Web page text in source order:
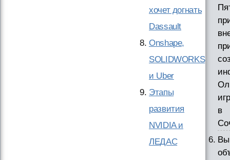
хочет догнать
Dassault
Onshape,
SOLIDWORKS
и Uber
Этапы
развития
NVIDIA и
ЛЕДАС
игр
в